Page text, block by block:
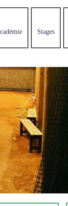
Stages